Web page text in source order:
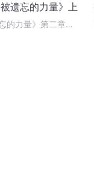
遗忘的力量》上
的力量》第二章